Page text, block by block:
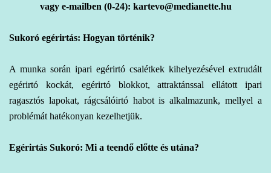
vagy e-mailben (0-24): kartevo@medianette.hu
Sukoró egérirtás: Hogyan történik?
A munka során ipari egérirtó csalétkek kihelyezésével extrudált
egérirtó kockát, egérirtó blokkot, attraktánssal ellátott ipari
ragasztós lapokat, rágcsálóirtó habot is alkalmazunk, mellyel a
problémát hatékonyan kezelhetjük.
Egérirtás Sukoró: Mi a teendő előtte és utána?